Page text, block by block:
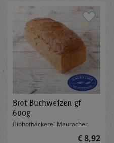
Brot Buchweizen gf
600g
Biohofbäckerei Mauracher
€ 8,92